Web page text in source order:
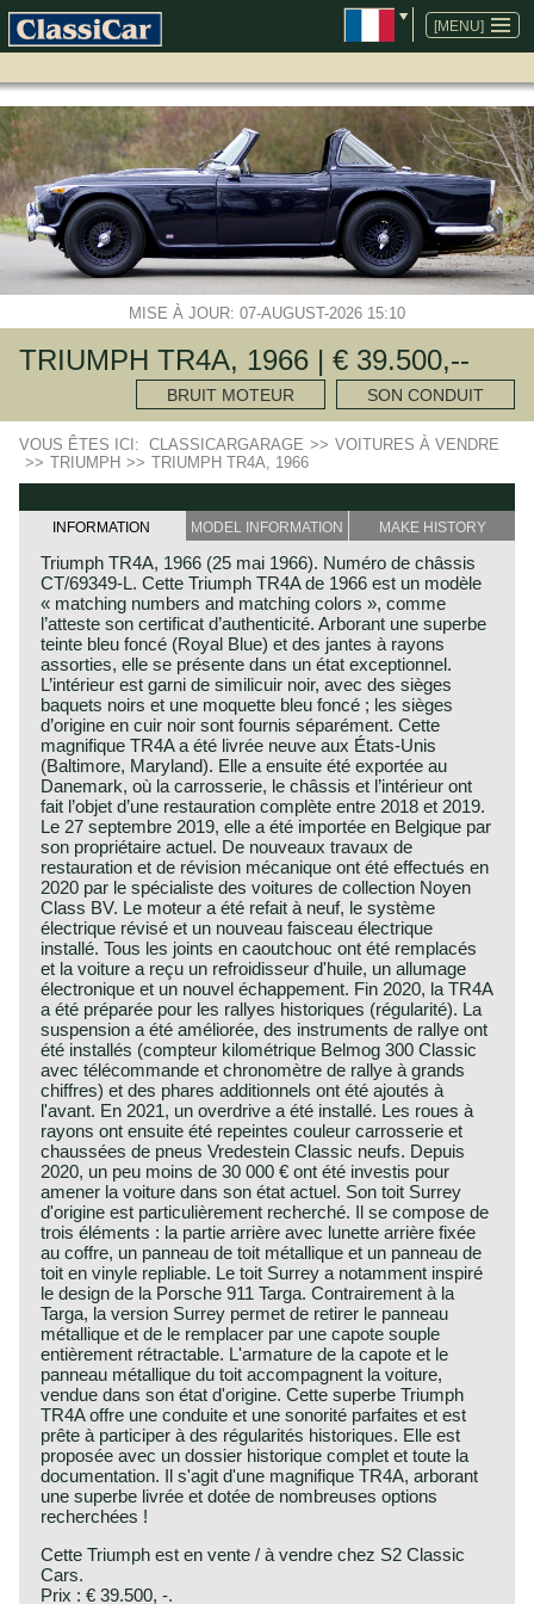
[MENU]
ALLER
AU
CONTENU
MISE À JOUR: 07-AUGUST-2026 15:10
TRIUMPH TR4A, 1966 | € 39.500,--
BRUIT MOTEUR SON CONDUIT
VOUS ÊTES ICI: CLASSICARGARAGE >> VOITURES À VENDRE
>> TRIUMPH >> TRIUMPH TR4A, 1966
INFORMATION MODEL INFORMATION MAKE HISTORY
Triumph TR4A, 1966 (25 mai 1966). Numéro de châssis
CT/69349-L. Cette Triumph TR4A de 1966 est un modèle
« matching numbers and matching colors », comme
l’atteste son certificat d’authenticité. Arborant une superbe
teinte bleu foncé (Royal Blue) et des jantes à rayons
assorties, elle se présente dans un état exceptionnel.
L’intérieur est garni de similicuir noir, avec des sièges
baquets noirs et une moquette bleu foncé ; les sièges
d’origine en cuir noir sont fournis séparément. Cette
magnifique TR4A a été livrée neuve aux États-Unis
(Baltimore, Maryland). Elle a ensuite été exportée au
Danemark, où la carrosserie, le châssis et l’intérieur ont
fait l’objet d’une restauration complète entre 2018 et 2019.
Le 27 septembre 2019, elle a été importée en Belgique par
son propriétaire actuel. De nouveaux travaux de
restauration et de révision mécanique ont été effectués en
2020 par le spécialiste des voitures de collection Noyen
Class BV. Le moteur a été refait à neuf, le système
électrique révisé et un nouveau faisceau électrique
installé. Tous les joints en caoutchouc ont été remplacés
et la voiture a reçu un refroidisseur d'huile, un allumage
électronique et un nouvel échappement. Fin 2020, la TR4A
a été préparée pour les rallyes historiques (régularité). La
suspension a été améliorée, des instruments de rallye ont
été installés (compteur kilométrique Belmog 300 Classic
avec télécommande et chronomètre de rallye à grands
chiffres) et des phares additionnels ont été ajoutés à
l'avant. En 2021, un overdrive a été installé. Les roues à
rayons ont ensuite été repeintes couleur carrosserie et
chaussées de pneus Vredestein Classic neufs. Depuis
2020, un peu moins de 30 000 € ont été investis pour
amener la voiture dans son état actuel. Son toit Surrey
d'origine est particulièrement recherché. Il se compose de
trois éléments : la partie arrière avec lunette arrière fixée
au coffre, un panneau de toit métallique et un panneau de
toit en vinyle repliable. Le toit Surrey a notamment inspiré
le design de la Porsche 911 Targa. Contrairement à la
Targa, la version Surrey permet de retirer le panneau
métallique et de le remplacer par une capote souple
entièrement rétractable. L'armature de la capote et le
panneau métallique du toit accompagnent la voiture,
vendue dans son état d'origine. Cette superbe Triumph
TR4A offre une conduite et une sonorité parfaites et est
prête à participer à des régularités historiques. Elle est
proposée avec un dossier historique complet et toute la
documentation. Il s'agit d'une magnifique TR4A, arborant
une superbe livrée et dotée de nombreuses options
recherchées !
Cette Triumph est en vente / à vendre chez S2 Classic
Cars.
Prix : € 39.500, -.